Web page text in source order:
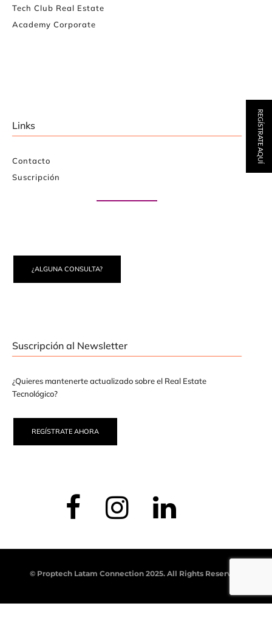
Tech Club Real Estate
Academy Corporate
Links
Contacto
Suscripción
¿ALGUNA CONSULTA?
Suscripción al Newsletter
¿Quieres mantenerte actualizado sobre el Real Estate
Tecnológico?
REGÍSTRATE AHORA
© Proptech Latam Connection 2025. All Rights Reserved.
REGÍSTRATE AQUÍ